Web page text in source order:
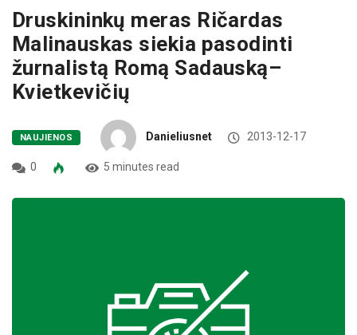
Druskininkų meras Ričardas
Malinauskas siekia pasodinti
žurnalistą Romą Sadauską–
Kvietkevičių
NAUJIENOS Danieliusnet 2013-12-17
0 5 minutes read